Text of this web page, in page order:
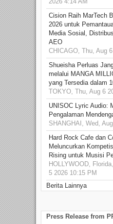
Cision Raih MarTech
2026 untuk
Media Sosial,
AEO
CHICAGO, Thu, Aug
Shueisha Perluas
melalui MANGA
yang Tersedia dalam
TOKYO, Thu, Aug 6
UNISOC Lyric Audio:
Pengalaman
SHANGHAI, Wed,
Hard Rock Cafe dan
Meluncurkan
Rising untuk Musisi
HOLLYWOOD,
5 2026 10:15 PM
Berita Lainnya
Press Release from